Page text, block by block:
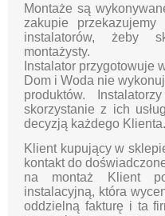
Montaże są
zakupie
instalatorów, żeby
montażysty.
Instalator przygotowuje
Dom i Woda nie
produktów.
skorzystanie z ich
decyzją każdego Klienta.
Klient kupujący w
kontakt do
na montaż Klient
instalacyjną, która
oddzielną fakturę i ta